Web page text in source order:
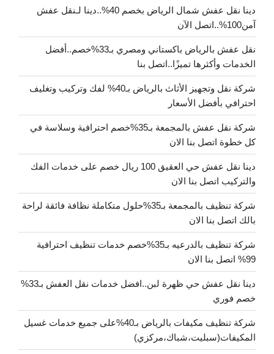
دينا نقل عفش شمال الرياض بخصم 40%..دينا لـنقل عفش
آمن100%..اتصل الآن
نقل عفش بالرياض باكستاني ومصري بـ33%خصم..أفضل
الخدمات وأكثرها تميزًا..اتصل بنا
شركة نقل وتجهيز الأثاث بالرياض بـ40% لفك وتركيب وتغليف
احترافي بأفضل الأسعار
شركة نقل عفش بالمجمعة بـ35%خصم احترافية وسلاسة في
كل خطوة اتصل بنا الان
دينا نقل عفش حي العقيق 100 ريال خصم على خدمات الفك
والتركيب اتصل بنا الان
شركة تنظيف بالمجمعة بـ35%حلول متكاملة نظافة فائقة لراحة
بالك اتصل بنا الان
شركة تنظيف بالدرعيه بـ35%خصم خدمات تنظيف احترافية
99% اتصل بنا الان
دينا نقل عفش حي ظهرة لبن..افضل خدمات نقل العفش بـ33%
خصم فوري
شركة تنظيف مكيفات بالرياض بـ40%على جميع خدمات غسيل
المكيفات(سبليت،شباك،مركزي)